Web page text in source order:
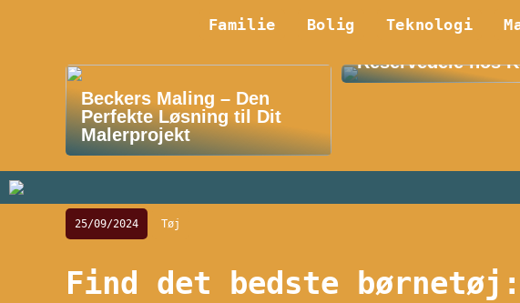
Familie Bolig Teknologi
Beckers Maling – Den
Perfekte Løsning til Dit
Malerprojekt
Reservedele hos
25/09/2024 Tøj
Find det bedste